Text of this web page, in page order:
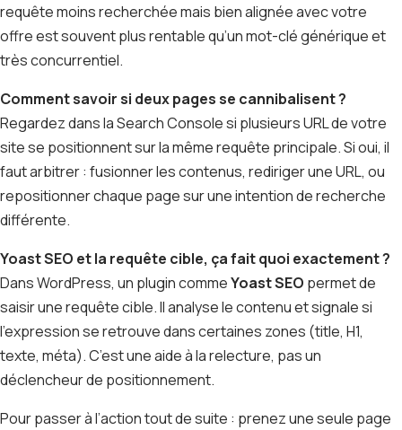
requête moins recherchée mais bien alignée avec votre
offre est souvent plus rentable qu’un mot-clé générique et
très concurrentiel.
Comment savoir si deux pages se cannibalisent ?
Regardez dans la Search Console si plusieurs URL de votre
site se positionnent sur la même requête principale. Si oui, il
faut arbitrer : fusionner les contenus, rediriger une URL, ou
repositionner chaque page sur une intention de recherche
différente.
Yoast SEO et la requête cible, ça fait quoi exactement ?
Dans WordPress, un plugin commeYoast SEO permet de
saisir une requête cible. Il analyse le contenu et signale si
l’expression se retrouve dans certaines zones (title, H1,
texte, méta). C’est une aide à la relecture, pas un
déclencheur de positionnement.
Pour passer à l’action tout de suite : prenez une seule page